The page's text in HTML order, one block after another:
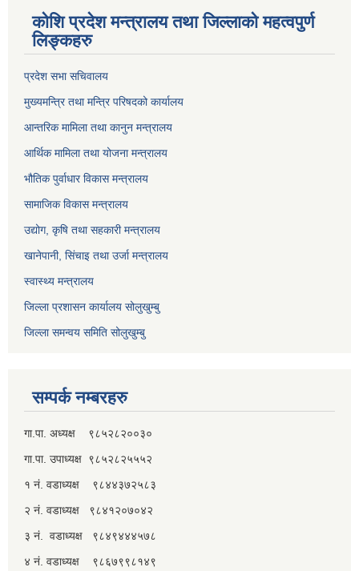
कोशि प्रदेश मन्त्रालय तथा जिल्लाको महत्वपुर्ण
लिङ्कहरु
प्रदेश सभा सचिवालय
मुख्यमन्त्रि तथा मन्त्रि परिषदको कार्यालय
आन्तरिक मामिला तथा कानुन मन्त्रालय
आर्थिक मामिला तथा योजना मन्त्रालय
भौतिक पुर्वाधार विकास मन्त्रालय
सामाजिक विकास मन्त्रालय
उद्योग, कृषि तथा सहकारी मन्त्रालय
खानेपानी, सिंचाइ तथा उर्जा मन्त्रालय
स्वास्थ्य मन्त्रालय
जिल्ला प्रशासन कार्यालय सोलुखुम्बु
जिल्ला समन्वय समिति सोलुखुम्बु
सम्पर्क नम्बरहरु
गा.पा. अध्यक्ष ९८५२८२००३०
गा.पा. उपाध्यक्ष ९८५२८२५५५२
१ नं. वडाध्यक्ष ९८४४३७२५८३
२ नं. वडाध्यक्ष ९८४१२०७०४२
३ नं. वडाध्यक्ष ९८४९४४४५७८
४ नं. वडाध्यक्ष ९८६७९९८१४९